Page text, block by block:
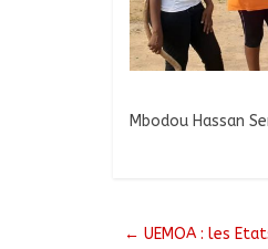
Mbodou Hassan
← UEMOA : les